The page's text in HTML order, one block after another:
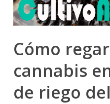
Cómo
cannabis
de riego